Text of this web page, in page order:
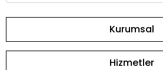
Kurumsal
Hizmetler